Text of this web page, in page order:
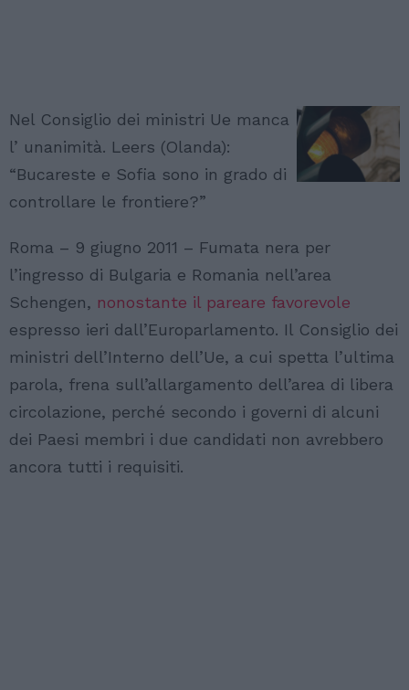
Nel Consiglio dei ministri Ue manca
l’ unanimità. Leers (Olanda):
“Bucareste e Sofia sono in grado di
controllare le frontiere?”
Roma – 9 giugno 2011 – Fumata nera per
l’ingresso di Bulgaria e Romania nell’area
Schengen, nonostante il pareare favorevole
espresso ieri dall’Europarlamento. Il Consiglio dei
ministri dell’Interno dell’Ue, a cui spetta l’ultima
parola, frena sull’allargamento dell’area di libera
circolazione, perché secondo i governi di alcuni
dei Paesi membri i due candidati non avrebbero
ancora tutti i requisiti.